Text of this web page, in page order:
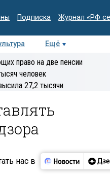
Подписка Журнал «РФ
Ещё
Колумнисты
право на две пенсии
человек
27,2 тысячи
нас в